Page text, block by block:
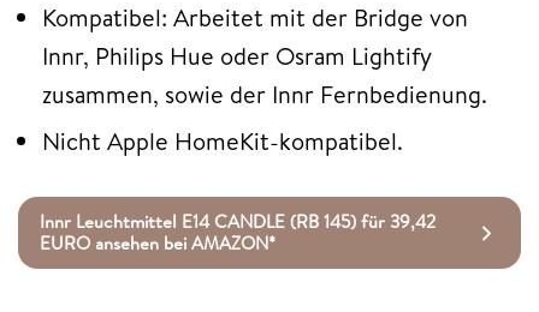
Kompatibel: Arbeitet mit der Bridge von
Innr, Philips Hue oder Osram Lightify
zusammen, sowie der Innr Fernbedienung.
Nicht Apple HomeKit-kompatibel.
Innr Leuchtmittel E14 CANDLE (RB 145) für 39,42
EURO ansehen bei AMAZON*